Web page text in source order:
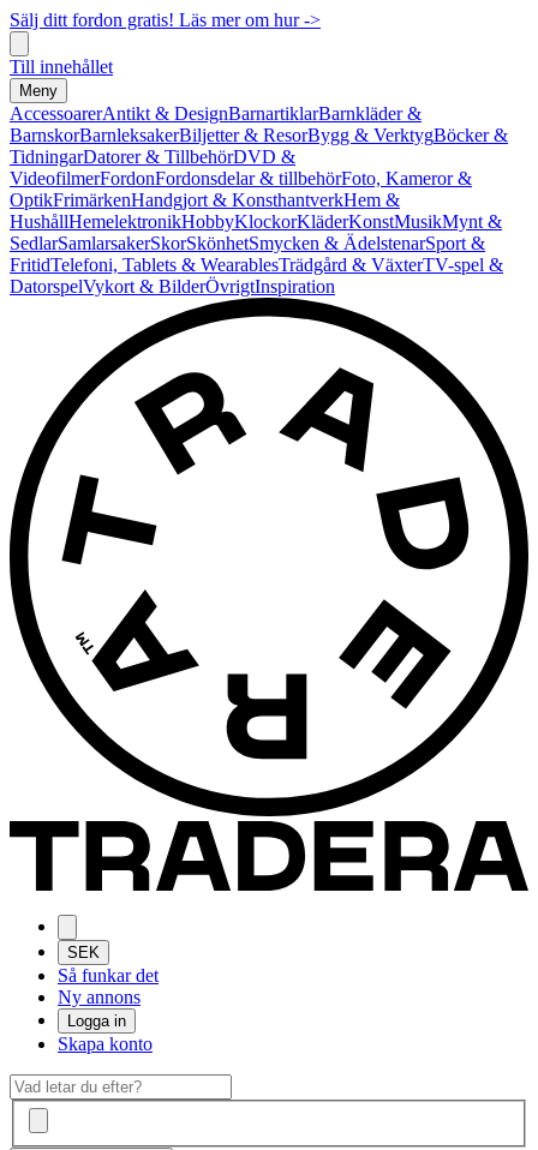
Sälj ditt fordon gratis! Läs mer om hur ->
Till innehållet
Meny
AccessoarerAntikt & DesignBarnartiklarBarnkläder &
BarnskorBarnleksakerBiljetter & ResorBygg & VerktygBöcker &
TidningarDatorer & TillbehörDVD &
VideofilmerFordonFordonsdelar & tillbehörFoto, Kameror &
OptikFrimärkenHandgjort & KonsthantverkHem &
HushållHemelektronikHobbyKlockorKläderKonstMusikMynt &
SedlarSamlarsakerSkorSkönhetSmycken & ÄdelstenarSport &
FritidTelefoni, Tablets & WearablesTrädgård & VäxterTV-spel &
DatorspelVykort & BilderÖvrigtInspiration
SEK
Så funkar det
Ny annons
Logga in
Skapa konto